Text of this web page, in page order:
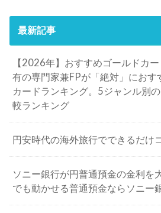
最新記事
【2026年】おすすめゴールドカ
有の専門家兼FPが「絶対」におす
カードランキング。5ジャンル別
較ランキング
円安時代の海外旅行でできるだけ
ソニー銀行が円普通預金の金利を
でも動かせる普通預金ならソニー